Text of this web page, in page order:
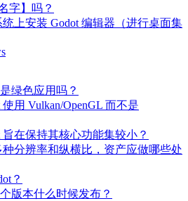
字】吗？
上安装 Godot 编辑器（进行桌面集
绿色应用吗？
用 Vulkan/OpenGL 而不是
旨在保持其核心功能集较小？
分辨率和纵横比，资产应做哪些处
？
版本什么时候发布？